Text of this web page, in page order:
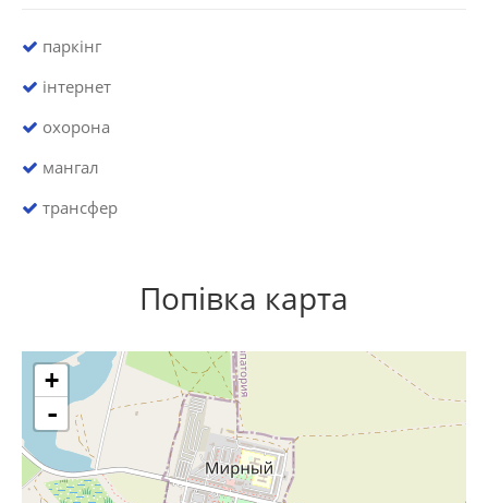
паркінг
інтернет
охорона
мангал
трансфер
Попівка карта
+
-